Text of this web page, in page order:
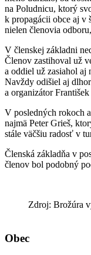
na Poludnicu, ktorý
k propagácii obce aj v
nielen členovia
V členskej základni
Členov zastihoval už
a oddiel už zasiahol
Navždy odišiel aj
a organizátor
V posledných rokoch
najmä Peter Grieš,
stále väčšiu radosť v
Členská základňa v
členov bol podobný
Zdroj: Brožúra
Obec